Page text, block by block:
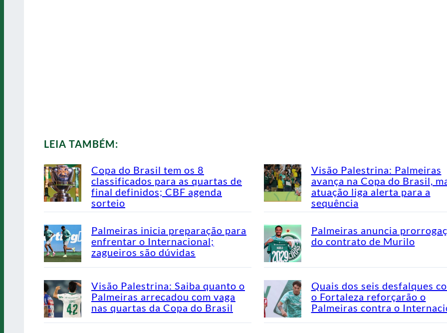
LEIA TAMBÉM:
Copa do Brasil tem os 8
classificados para as quartas de
final definidos; CBF agenda
sorteio
Visão Palestrina: Palmeiras
avança na Copa do Brasil,
atuação liga alerta para a
sequência
Palmeiras inicia preparação para
enfrentar o Internacional;
zagueiros são dúvidas
Palmeiras anuncia
do contrato de Murilo
Visão Palestrina: Saiba quanto o
Palmeiras arrecadou com vaga
nas quartas da Copa do Brasil
Quais dos seis desfalques
o Fortaleza reforçarão o
Palmeiras contra o